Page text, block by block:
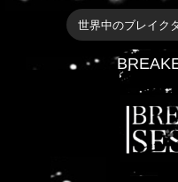
世界中のブレイク